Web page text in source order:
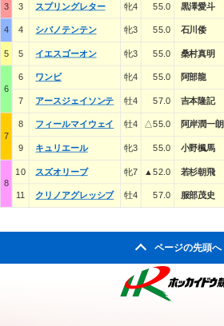
3 3 スプリングレター 牝4 55.0 黒澤愛斗
4 4 シバノテンテン 牝3 55.0 石川倭
5 5 イエスゴーオン 牝3 55.0 桑村真明
6
6 ワンビ 牝4 55.0 阿部龍
7 アースジェイソンテ 牡4 57.0 吉本隆記
7
8 フィールマイウェイ 牡4 △55.0 阿岸潤一朗
9 キュリエール 牝3 55.0 小野楓馬
8
10 スズオリーブ 牝7 ▲52.0 若杉朝飛
11 クリノアグレッシブ 牡4 57.0 服部茂史
ページの先頭へ